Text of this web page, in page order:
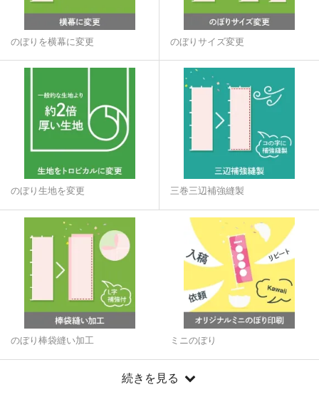
のぼりを横幕に変更 のぼりサイズ変更
のぼり生地を変更 三巻三辺補強縫製
のぼり棒袋縫い加工 ミニのぼり
続きを見る